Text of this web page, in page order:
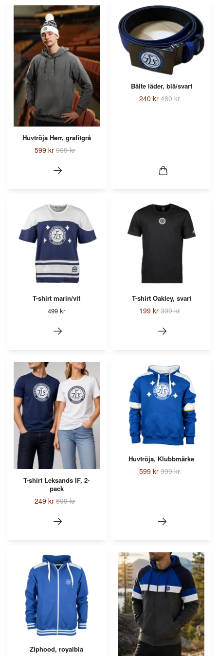
Huvtröja Herr, grafitgrå
599 kr 999 kr
Bälte läder, blå/svart
240 kr 480 kr
T-shirt marin/vit
499 kr
T-shirt Oakley, svart
199 kr 399 kr
T-shirt Leksands IF, 2-
pack
249 kr 599 kr
Huvtröja, Klubbmärke
599 kr 999 kr
Ziphood, royalblå